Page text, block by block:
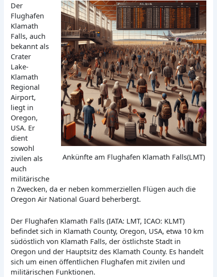
Ankünfte am Flughafen Klamath Falls(LMT)
Der
Flughafen
Klamath
Falls, auch
bekannt als
Crater
Lake-
Klamath
Regional
Airport,
liegt in
Oregon,
USA. Er
dient
sowohl
zivilen als
auch
militärische
n Zwecken, da er neben kommerziellen Flügen auch die
Oregon Air National Guard beherbergt.
Der Flughafen Klamath Falls (IATA: LMT, ICAO: KLMT)
befindet sich in Klamath County, Oregon, USA, etwa 10 km
südöstlich von Klamath Falls, der östlichste Stadt in
Oregon und der Hauptsitz des Klamath County. Es handelt
sich um einen öffentlichen Flughafen mit zivilen und
militärischen Funktionen.